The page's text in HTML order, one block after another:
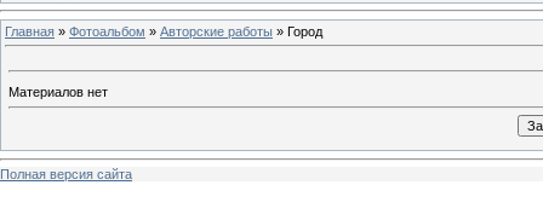
Главная » Фотоальбом » Авторские работы » Город
Материалов нет
Полная версия сайта